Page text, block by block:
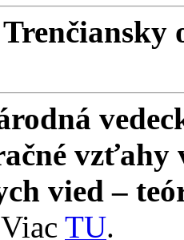
vzťahy
vied –
TU.